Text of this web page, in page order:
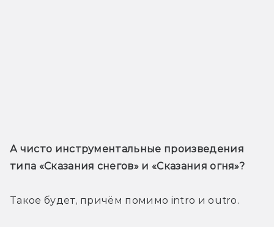
А чисто инструментальные произведения
типа «Сказания снегов» и «Сказания огня»?
Такое будет, причём помимо intro и outro.